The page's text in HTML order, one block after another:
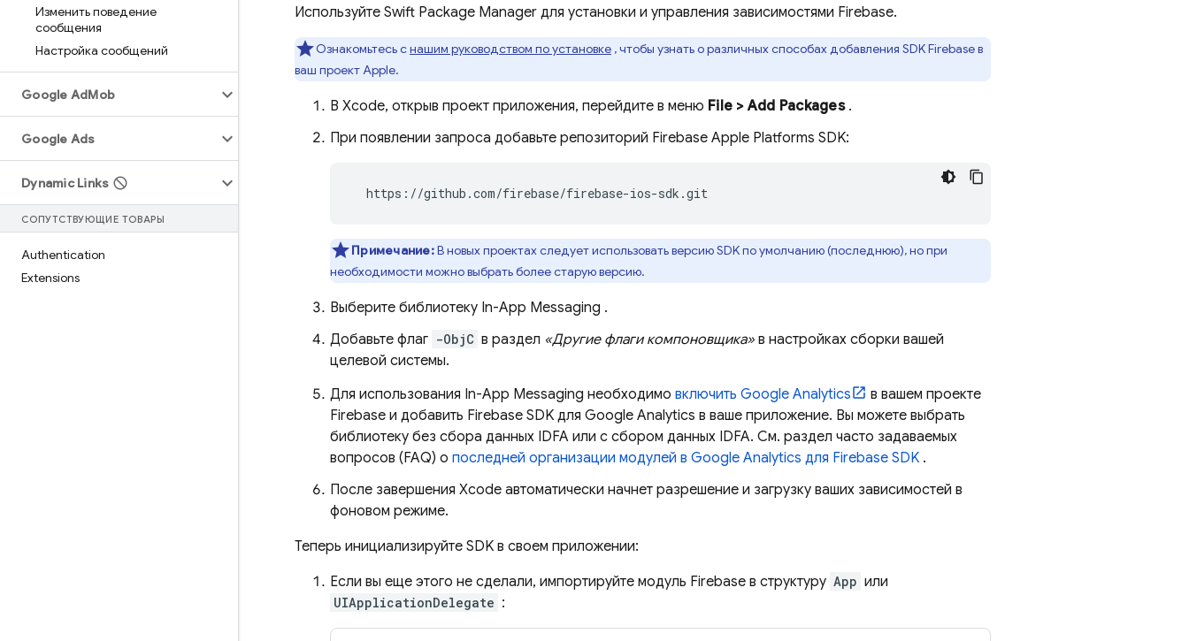
Изменить поведение
сообщения
Настройка сообщений
Google AdMob
Google Ads
Dynamic Links
СОПУТСТВУЮЩИЕ ТОВАРЫ
Authentication
Extensions
Используйте Swift Package Manager для установки и управления зависимостями Firebase.
Ознакомьтесь снашим руководством по установке , чтобы узнать о различных способах добавления SDK Firebase в
ваш проект Apple.
В Xcode, открыв проект приложения, перейдите в меню File > Add Packages.
При появлении запроса добавьте репозиторий Firebase Apple Platforms SDK:
  https://github.com/firebase/firebase-ios-sdk.git
Примечание:В новых проектах следует использовать версию SDK по умолчанию (последнюю), но при
необходимости можно выбрать более старую версию.
Выберите библиотеку In-App Messaging .
Добавьте флаг -ObjC в раздел «Другие флаги компоновщика» в настройках сборки вашей
целевой системы.
Для использования In-App Messaging необходимо включить Google Analytics
в вашем проекте
Firebase и добавить Firebase SDK для Google Analytics в ваше приложение. Вы можете выбрать
библиотеку без сбора данных IDFA или с сбором данных IDFA. См. раздел часто задаваемых
вопросов (FAQ) о последней организации модулей в Google Analytics для Firebase SDK .
После завершения Xcode автоматически начнет разрешение и загрузку ваших зависимостей в
фоновом режиме.
Теперь инициализируйте SDK в своем приложении:
Если вы еще этого не сделали, импортируйте модуль Firebase в структуру App или
UIApplicationDelegate :